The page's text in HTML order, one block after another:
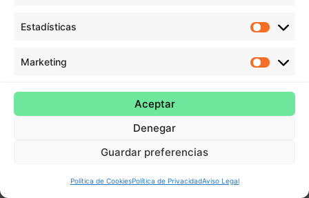
Estadísticas
Marketing
Aceptar
Denegar
Guardar preferencias
Política de CookiesPolítica de PrivacidadAviso Legal